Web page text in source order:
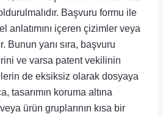
Başvuru formu ile
anlatımını içeren çizimler veya
Bunun yanı sıra, başvuru
ve varsa patent vekilinin
de eksiksiz olarak dosyaya
tasarımın koruma altına
ürün gruplarının kısa bir